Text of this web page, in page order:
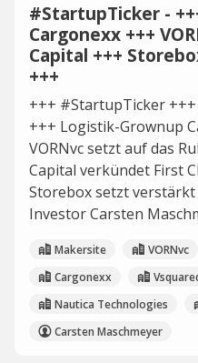
#StartupTicker -
Cargonexx +++
Capital +++
+++
+++ #StartupTicker
+++ Logistik-Grownup
VORNvc setzt auf das
Capital verkündet First
Storebox setzt
Investor Carsten
Makersite VORNvc
Cargonexx
Nautica Technologies
Carsten Maschmeyer